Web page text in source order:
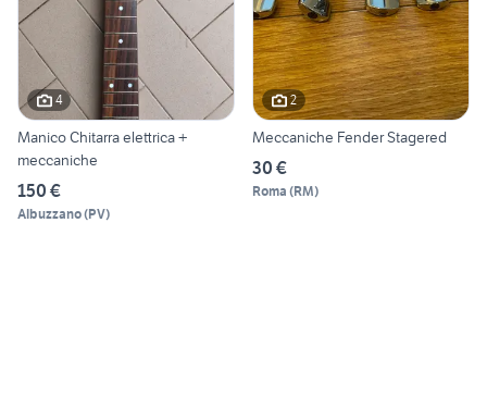
4
Manico Chitarra elettrica +
meccaniche
150 €
Albuzzano(PV)
2
Meccaniche Fender Stagered
30 €
Roma (RM)